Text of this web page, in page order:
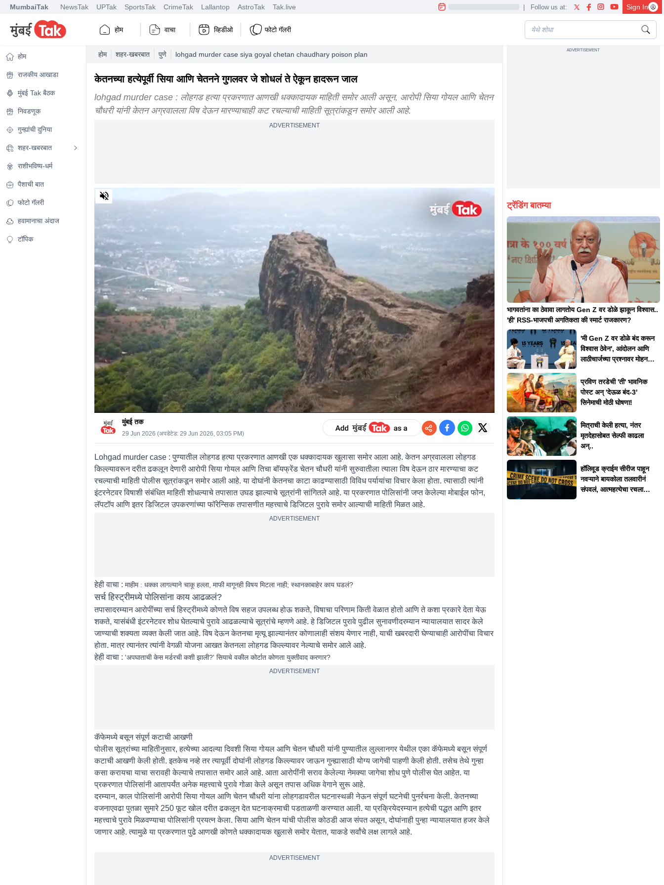
MumbaiTak NewsTak UPTak SportsTak CrimeTak Lallantop AstroTak Tak.live | Follow us at: Sign In
होम वाचा व्हिडीओ फोटो गॅलरी
होम
राजकीय आखाडा
मुंबई Tak बैठक
निवडणूक
गुन्ह्यांची दुनिया
शहर-खबरबात
राशीभविष्य-धर्म
पैशाची बात
फोटो गॅलरी
हवामानाचा अंदाज
टॉपिक
होम शहर-खबरबात पुणे lohgad murder case siya goyal chetan chaudhary poison plan digital evidence
केतनच्या हत्येपूर्वी सिया आणि चेतनने गुगलवर जे शोधलं ते ऐकून हादरून जाल
lohgad murder case : लोहगड हत्या प्रकरणात आणखी धक्कादायक माहिती समोर आली असून, आरोपी सिया गोयल आणि चेतन
चौधरी यांनी केतन अग्रवालला विष देऊन मारण्याचाही कट रचल्याची माहिती सूत्रांकडून समोर आली आहे.
ADVERTISEMENT
0
of
seconds
Volume
0%
मुंबई तक
29 Jun 2026 (अपडेटेड: 29 Jun 2026, 03:05 PM)
Lohgad murder case :पुण्यातील लोहगड हत्या प्रकरणात आणखी एक धक्कादायक खुलासा समोर आला आहे. केतन अग्रवालला लोहगड
किल्ल्यावरून दरीत ढकलून देणारी आरोपी सिया गोयल आणि तिचा बॉयफ्रेंड चेतन चौधरी यांनी सुरुवातीला त्याला विष देऊन ठार मारण्याचा कट
रचल्याची माहिती पोलीस सूत्रांकडून समोर आली आहे. या दोघांनी केतनचा काटा काढण्यासाठी विविध पर्यायांचा विचार केला होता. त्यासाठी त्यांनी
इंटरनेटवर विषाशी संबंधित माहिती शोधल्याचे तपासात उघड झाल्याचे सूत्रांनी सांगितले आहे. या प्रकरणात पोलिसांनी जप्त केलेल्या मोबाईल फोन,
लॅपटॉप आणि इतर डिजिटल उपकरणांच्या फॉरेन्सिक तपासणीत महत्त्वाचे डिजिटल पुरावे समोर आल्याची माहिती मिळत आहे.
ADVERTISEMENT
हेही वाचा : माहीम : धक्का लागल्याने चाकू हल्ला, माफी मागूनही विषय मिटला नाही; स्थानकाबाहेर काय घडलं?
सर्च हिस्ट्रीमध्ये पोलिसांना काय आढळलं?
तपासादरम्यान आरोपींच्या सर्च हिस्ट्रीमध्ये कोणते विष सहज उपलब्ध होऊ शकते, विषाचा परिणाम किती वेळात होतो आणि ते कशा प्रकारे देता येऊ
शकते, यासंबंधी इंटरनेटवर शोध घेतल्याचे पुरावे आढळल्याचे सूत्रांचे म्हणणे आहे. हे डिजिटल पुरावे पुढील सुनावणीदरम्यान न्यायालयात सादर केले
जाण्याची शक्यता व्यक्त केली जात आहे. विष देऊन केतनचा मृत्यू झाल्यानंतर कोणालाही संशय येणार नाही, याची खबरदारी घेण्याचाही आरोपींचा विचार
होता. मात्र त्यानंतर त्यांनी वेगळी योजना आखत केतनला लोहगड किल्ल्यावर नेल्याचे समोर आले आहे.
हेही वाचा : 'अपघाताची केस मर्डरची कशी झाली?' सियाचे वकील कोर्टात कोणता युक्तीवाद करणार?
ADVERTISEMENT
कॅफेमध्ये बसून संपूर्ण कटाची आखणी
पोलीस सूत्रांच्या माहितीनुसार, हत्येच्या आदल्या दिवशी सिया गोयल आणि चेतन चौधरी यांनी पुण्यातील लुल्लानगर येथील एका कॅफेमध्ये बसून संपूर्ण
कटाची आखणी केली होती. इतकेच नव्हे तर त्यापूर्वी दोघांनी लोहगड किल्ल्यावर जाऊन गुन्ह्यासाठी योग्य जागेची पाहणी केली होती. तसेच तेथे गुन्हा
कसा करायचा याचा सरावही केल्याचे तपासात समोर आले आहे. आता आरोपींनी सराव केलेल्या नेमक्या जागेचा शोध पुणे पोलीस घेत आहेत. या
प्रकरणात पोलिसांनी आतापर्यंत अनेक महत्त्वाचे पुरावे गोळा केले असून तपास अधिक वेगाने सुरू आहे.
दरम्यान, काल पोलिसांनी आरोपी सिया गोयल आणि चेतन चौधरी यांना लोहगडावरील घटनास्थळी नेऊन संपूर्ण घटनेची पुनर्रचना केली. केतनच्या
वजनाएवढा पुतळा सुमारे 250 फूट खोल दरीत ढकलून देत घटनाक्रमाची पडताळणी करण्यात आली. या प्रक्रियेदरम्यान हत्येची पद्धत आणि इतर
महत्त्वाचे पुरावे मिळवण्याचा पोलिसांनी प्रयत्न केला. सिया आणि चेतन यांची पोलीस कोठडी आज संपत असून, दोघांनाही पुन्हा न्यायालयात हजर केले
जाणार आहे. त्यामुळे या प्रकरणात पुढे आणखी कोणते धक्कादायक खुलासे समोर येतात, याकडे सर्वांचे लक्ष लागले आहे.
ADVERTISEMENT
ADVERTISEMENT
ट्रेंडिंग बातम्या
भागवतांना का ठेवावा लागतोय Gen Z वर डोळे झाकून विश्वास..
'ही' RSS-भाजपची अगतिकता की स्मार्ट राजकारण?
'मी Gen Z वर डोळे बंद करून
विश्वास ठेवेन', आंदोलन आणि
लाठीचार्जच्या प्रश्नावर मोहन
प्रविण तरडेची 'ती' भावनिक
पोस्ट अन् 'देऊळ बंद-3'
सिनेमाची मोठी घोषणा!
मित्राची केली हत्या, नंतर
मृतदेहासोबत सेल्फी काढला
अन्..
हॉलिवूड क्राईम सीरीज पाहून
नवऱ्याने बायकोला तलवारीनं
संपवलं, आत्महत्येचा रचला